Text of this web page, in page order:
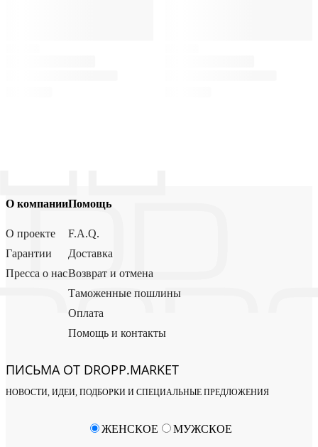
О компании
О проекте
Гарантии
Пресса о нас
Помощь
F.A.Q.
Доставка
Возврат и отмена
Таможенные пошлины
Оплата
Помощь и контакты
ПИСЬМА ОТ DROPP.MARKET
НОВОСТИ, ИДЕИ, ПОДБОРКИ И СПЕЦИАЛЬНЫЕ ПРЕДЛОЖЕНИЯ
ЖЕНСКОЕ МУЖСКОЕ